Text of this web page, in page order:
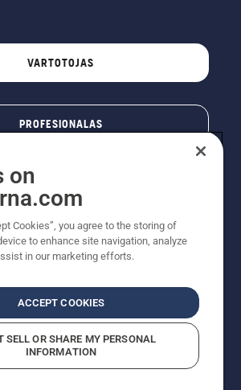
VARTOTOJAS
PROFESIONALAS
(leid). Visos teisės priklauso autoriui.
mažmeninė kaina (RMK),
RMK yra kaina, už kurią gamintojas
pardavėjui parduoti prekę. UAB
prekių vartotojams neparduoda,
on
Cookies”, you agree to the storing of
to enhance site navigation, analyze
in our marketing efforts.
ACCEPT COOKIES
SELL OR SHARE MY PERSONAL
INFORMATION